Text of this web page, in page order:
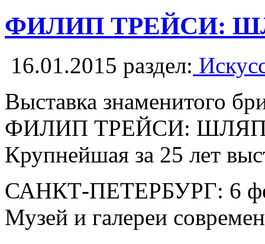
ФИЛИП ТРЕЙСИ:
16.01.2015 раздел:
Выставка знаменитого
ФИЛИП ТРЕЙСИ:
Крупнейшая за 25 лет
САНКТ-ПЕТЕРБУРГ: 6
Музей и галереи